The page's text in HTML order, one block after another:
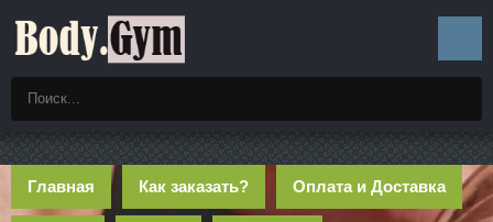
Главная Как заказать? Оплата и Доставка